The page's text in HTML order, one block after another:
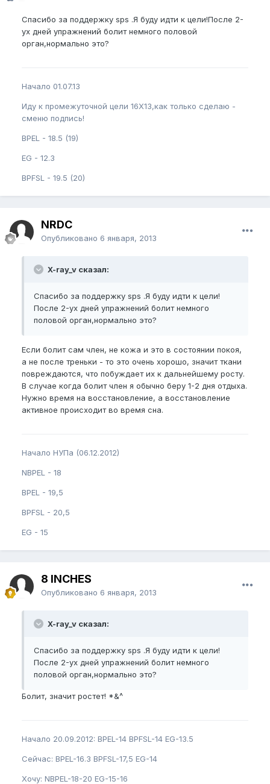
Спасибо за поддержку sps .Я буду идти к цели!После 2-
ух дней упражнений болит немного половой
орган,нормально это?
Начало 01.07.13
Иду к промежуточной цели 16Х13,как только сделаю -
сменю подпись!
BPEL - 18.5 (19)
EG - 12.3
BPFSL - 19.5 (20)
NRDC
Опубликовано 6 января, 2013
X-ray_v сказал:
Спасибо за поддержку sps .Я буду идти к цели!
После 2-ух дней упражнений болит немного
половой орган,нормально это?
Если болит сам член, не кожа и это в состоянии покоя,
а не после треньки - то это очень хорошо, значит ткани
повреждаются, что побуждает их к дальнейшему росту.
В случае когда болит член я обычно беру 1-2 дня отдыха.
Нужно время на восстановление, а восстановление
активное происходит во время сна.
Начало НУПа (06.12.2012)
NBPEL - 18
BPEL - 19,5
BPFSL - 20,5
EG - 15
8 INCHES
Опубликовано 6 января, 2013
X-ray_v сказал:
Спасибо за поддержку sps .Я буду идти к цели!
После 2-ух дней упражнений болит немного
половой орган,нормально это?
Болит, значит ростет! *&^
Начало 20.09.2012: BPEL-14 BPFSL-14 EG-13.5
Сейчас: BPEL-16.3 BPFSL-17,5 EG-14
Хочу: NBPEL-18-20 EG-15-16